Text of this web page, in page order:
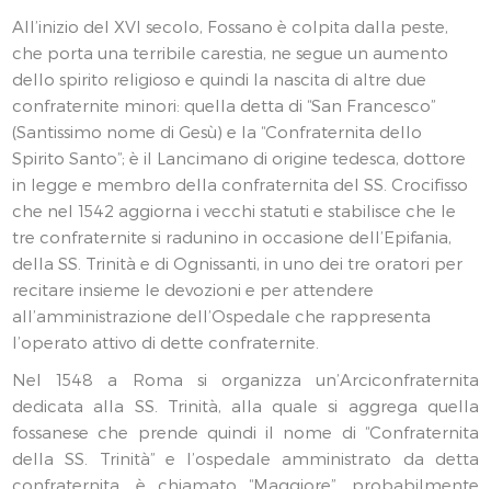
All’inizio del XVI secolo, Fossano è colpita dalla peste,
che porta una terribile carestia, ne segue un aumento
dello spirito religioso e quindi la nascita di altre due
confraternite minori: quella detta di “San Francesco”
(Santissimo nome di Gesù) e la “Confraternita dello
Spirito Santo”; è il Lancimano di origine tedesca, dottore
in legge e membro della confraternita del SS. Crocifisso
che nel 1542 aggiorna i vecchi statuti e stabilisce che le
tre confraternite si radunino in occasione dell’Epifania,
della SS. Trinità e di Ognissanti, in uno dei tre oratori per
recitare insieme le devozioni e per attendere
all’amministrazione dell’Ospedale che rappresenta
l’operato attivo di dette confraternite.
Nel 1548 a Roma si organizza un’Arciconfraternita
dedicata alla SS. Trinità, alla quale si aggrega quella
fossanese che prende quindi il nome di “Confraternita
della SS. Trinità” e l’ospedale amministrato da detta
confraternita, è chiamato “Maggiore”, probabilmente